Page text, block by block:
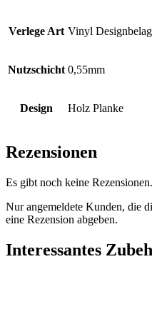
Verlege Art Vinyl
Nutzschicht 0,55mm
Design Holz Planke
Rezensionen
Es gibt noch keine Rezensionen.
Nur angemeldete Kunden, die
eine Rezension abgeben.
Interessantes